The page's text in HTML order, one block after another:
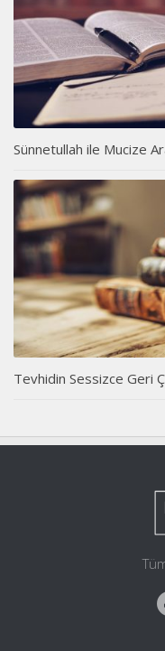
Sünnetullah ile Mucize
Tevhidin Sessizce Geri